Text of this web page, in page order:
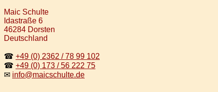
Maic Schulte
Idastraße 6
46284 Dorsten
Deutschland
☎ +49 (0) 2362 / 78 99 102
☎ +49 (0) 173 / 56 222 75
✉ info@maicschulte.de